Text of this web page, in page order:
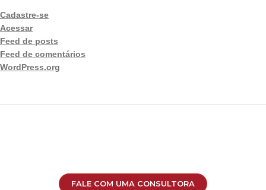
Cadastre-se
Acessar
Feed de posts
Feed de comentários
WordPress.org
FALE COM UMA CONSULTORA